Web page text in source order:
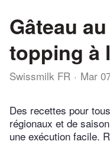
Gâteau
topping à
Swissmilk FR Mar
Des recettes pour
régionaux et de
une exécution facile.